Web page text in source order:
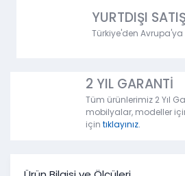
YURTDIŞI
Türkiye'den Avrupa'ya
2 YIL GARANTİ
Tüm ürünlerimiz 2 Yıl
mobilyalar, modeller
için tıklayınız.